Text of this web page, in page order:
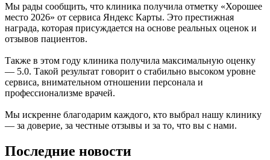
Мы рады сообщить, что клиника получила отметку «Хорошее
место 2026» от сервиса Яндекс Карты. Это престижная
награда, которая присуждается на основе реальных оценок и
отзывов пациентов.
Также в этом году клиника получила максимальную оценку
— 5.0. Такой результат говорит о стабильно высоком уровне
сервиса, внимательном отношении персонала и
профессионализме врачей.
Мы искренне благодарим каждого, кто выбрал нашу клинику
— за доверие, за честные отзывы и за то, что вы с нами.
Последние новости